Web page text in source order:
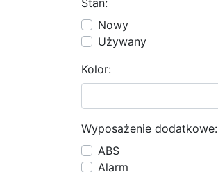
Stan:
Nowy
Używany
Kolor:
Wyposażenie dodatkowe:
ABS
Alarm